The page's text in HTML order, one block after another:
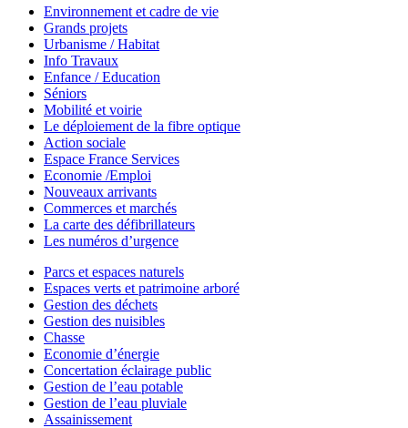
Environnement et cadre de vie
Grands projets
Urbanisme / Habitat
Info Travaux
Enfance / Education
Séniors
Mobilité et voirie
Le déploiement de la fibre optique
Action sociale
Espace France Services
Economie /Emploi
Nouveaux arrivants
Commerces et marchés
La carte des défibrillateurs
Les numéros d’urgence
Parcs et espaces naturels
Espaces verts et patrimoine arboré
Gestion des déchets
Gestion des nuisibles
Chasse
Economie d’énergie
Concertation éclairage public
Gestion de l’eau potable
Gestion de l’eau pluviale
Assainissement